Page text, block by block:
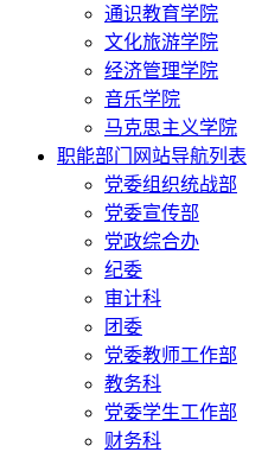
通识教育学院
文化旅游学院
经济管理学院
音乐学院
马克思主义学院
职能部门网站导航列表
党委组织统战部
党委宣传部
党政综合办
纪委
审计科
团委
党委教师工作部
教务科
党委学生工作部
财务科